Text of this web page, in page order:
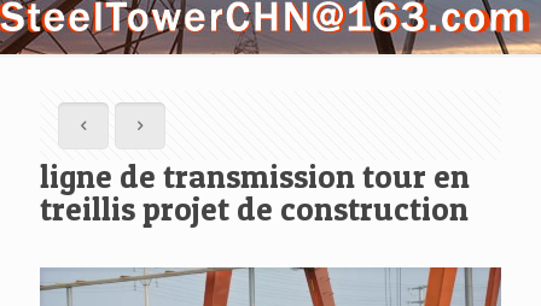
ligne de transmission tour en
treillis projet de construction